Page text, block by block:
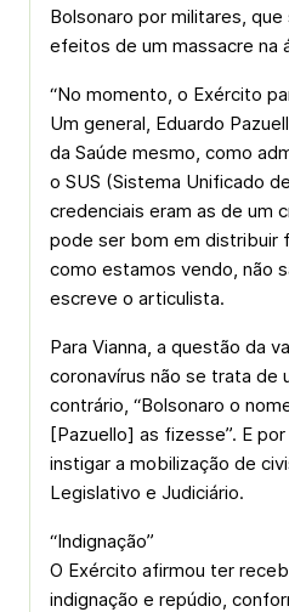
Bolsonaro por militares,
efeitos de um massacre na
“No momento, o Exército
Um general, Eduardo
da Saúde mesmo, como
o SUS (Sistema Unificado
credenciais eram as de um
pode ser bom em distribuir
como estamos vendo, não
escreve o articulista.
Para Vianna, a questão da
coronavírus não se trata de
contrário, “Bolsonaro o
[Pazuello] as fizesse”. E
instigar a mobilização de
Legislativo e Judiciário.
“Indignação”
O Exército afirmou ter
indignação e repúdio,